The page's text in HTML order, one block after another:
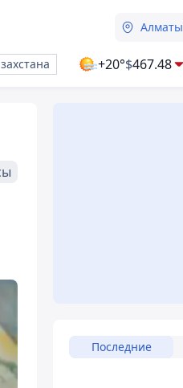
Алматы
+20°$467.48
Последние